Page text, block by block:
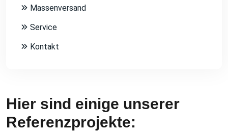
Massenversand
Service
Kontakt
Hier sind einige unserer
Referenzprojekte: